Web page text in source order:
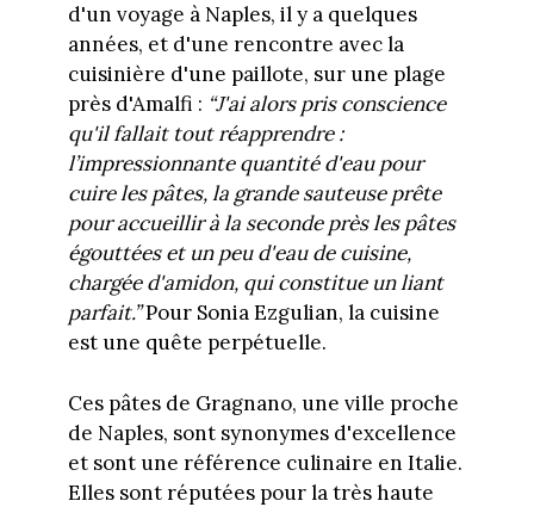
d'un voyage à Naples, il y a quelques
années, et d'une rencontre avec la
cuisinière d'une paillote, sur une plage
près d'Amalfi : “J'ai alors pris conscience
qu'il fallait tout réapprendre :
l’impressionnante quantité d'eau pour
cuire les pâtes, la grande sauteuse prête
pour accueillir à la seconde près les pâtes
égouttées et un peu d'eau de cuisine,
chargée d'amidon, qui constitue un liant
parfait.”Pour Sonia Ezgulian, la cuisine
est une quête perpétuelle.
Ces pâtes de Gragnano, une ville proche
de Naples, sont synonymes d'excellence
et sont une référence culinaire en Italie.
Elles sont réputées pour la très haute